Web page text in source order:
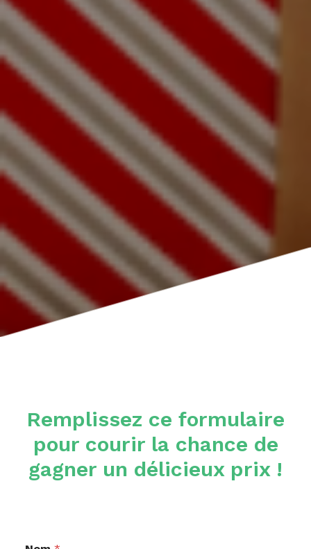
Remplissez ce formulaire
pour courir la chance de
gagner un délicieux prix !